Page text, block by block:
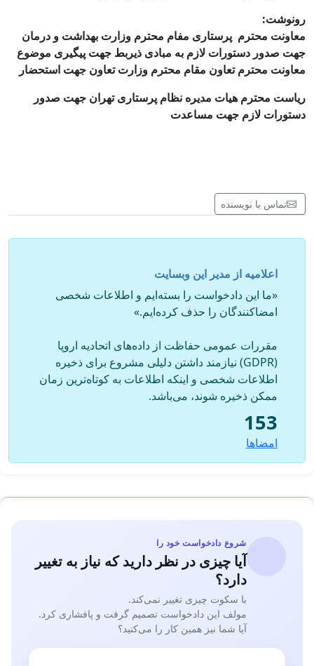
رونوشت:
معاونت محترم پرستاری مفام محترم وزارت بهداشت و درمان
جهت صدور دستورات لازم به مبادی ذیربط جهت پیگیری موضوع
معاونت محترم تعاون مقام محترم وزارت تعاون جهت استحضار
ریاست محترم هیات مدیره نظام پرستاری تهران جهت صدور
دستورات لازم جهت مساعدت
تماس با نویسنده
اعلامیه از مدیر این وبسایت
«ما این دادخواست را بسته‌ایم و اطلاعات شخصی
امضاکنندگان را حذف کرده‌ایم.»
مقررات عمومی حفاظت از داده‌های اتحادیه اروپا
(GDPR) نیازمند داشتن دلیلی مشروع برای ذخیره
اطلاعات شخصی و اینکه اطلاعات به کوتاه‌ترین زمان
ممکن ذخیره شوند، می‌باشد.
153
امضاها
شروع دادخواست خود را
آیا چیزی در نظر دارید که نیاز به تغییر
دارد؟
با سکوت چیزی تغییر نمی‌کند.
مولف این دادخواست تصمیم گرفت و پافشاری کرد.
آیا شما نیز همین کار را می‌کنید؟